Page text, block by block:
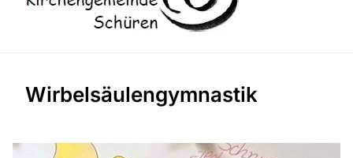
Wirbelsäulengymnastik